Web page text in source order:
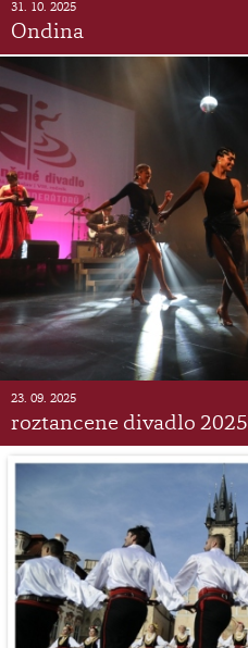
31. 10. 2025
Ondina
23. 09. 2025
roztancene divadlo 2025